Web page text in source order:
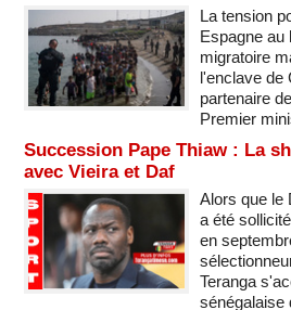
La tension
Espagne au
migratoire
l'enclave de
partenaire
Premier
Succession Pape Thiaw : La
avec Vieira et Daf
Alors que le
a été
en
Teranga
sénégalaise